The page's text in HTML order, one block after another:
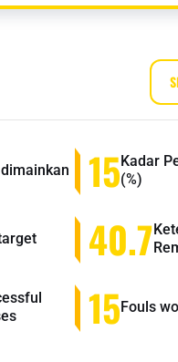
15Kadar
(%)
40.7
15Fouls